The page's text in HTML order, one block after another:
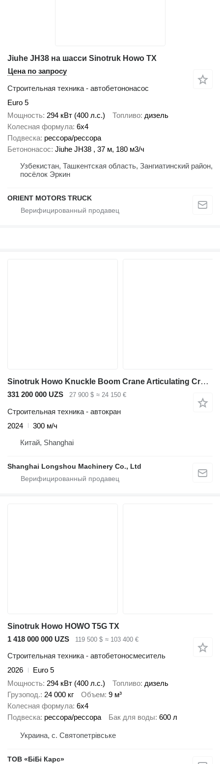
Jiuhe JH38 на шасси Sinotruk Howo TX
Цена по запросу
Строительная техника - автобетононасос
Euro 5
Мощность 294 кВт (400 л.с.) Топливо дизель
Колесная формула 6x4
Подвеска рессора/рессора
Бетононасос Jiuhe JH38 , 37 м, 180 м3/ч
Узбекистан, Ташкентская область, Зангиатинский район,
посёлок Эркин
ORIENT MOTORS TRUCK
Sinotruk Howo Knuckle Boom Crane Articulating Crane
331 200 000 UZS 27 900 $ ≈ 24 150 €
Строительная техника - автокран
2024
300 м/ч
Китай, Shanghai
Shanghai Longshou Machinery Co., Ltd
Sinotruk Howo HOWO T5G TX
1 418 000 000 UZS
119 500 $ ≈ 103 400 €
Строительная техника - автобетоносмеситель
2026
Euro 5
Мощность 294 кВт (400 л.с.) Топливо дизель
Грузопод. 24 000 кг Объем 9 м³
Колесная формула 6x4
Подвеска рессора/рессора Бак для воды 600 л
Украина, с. Святопетрівське
ТОВ «БіБі Карс»